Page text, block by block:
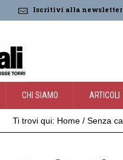
Iscritivi alla
CHI SIAMO ARTICOLI
Ti trovi qui: Home / Senza